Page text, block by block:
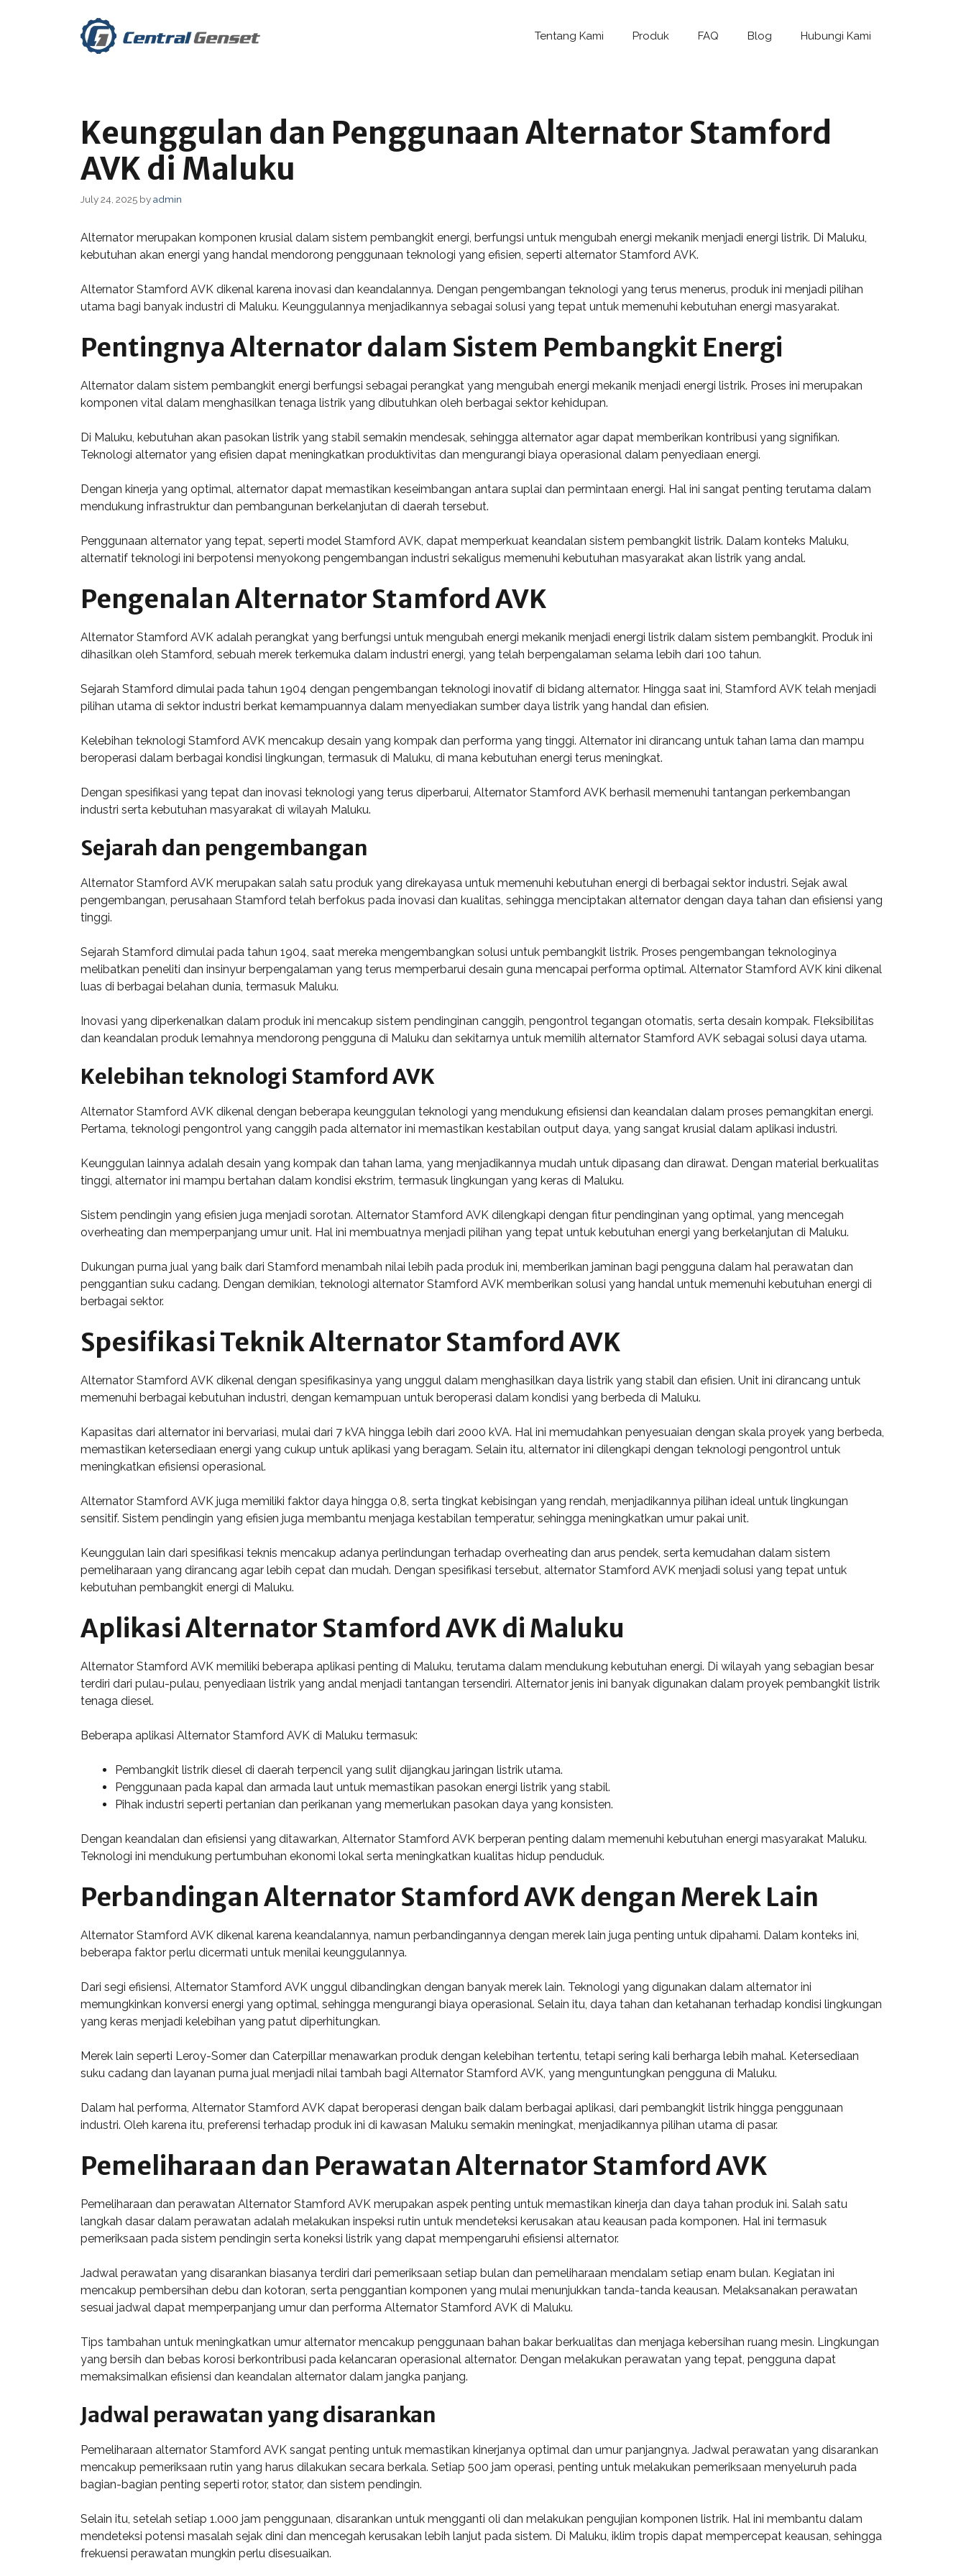
Tentang Kami Produk FAQ Blog Hubungi Kami
Keunggulan dan Penggunaan Alternator Stamford
AVK di Maluku
July 24, 2025 byadmin
Alternator merupakan komponen krusial dalam sistem pembangkit energi, berfungsi untuk mengubah energi mekanik menjadi energi listrik. Di Maluku,
kebutuhan akan energi yang handal mendorong penggunaan teknologi yang efisien, seperti alternator Stamford AVK.
Alternator Stamford AVK dikenal karena inovasi dan keandalannya. Dengan pengembangan teknologi yang terus menerus, produk ini menjadi pilihan
utama bagi banyak industri di Maluku. Keunggulannya menjadikannya sebagai solusi yang tepat untuk memenuhi kebutuhan energi masyarakat.
Pentingnya Alternator dalam Sistem Pembangkit Energi
Alternator dalam sistem pembangkit energi berfungsi sebagai perangkat yang mengubah energi mekanik menjadi energi listrik. Proses ini merupakan
komponen vital dalam menghasilkan tenaga listrik yang dibutuhkan oleh berbagai sektor kehidupan.
Di Maluku, kebutuhan akan pasokan listrik yang stabil semakin mendesak, sehingga alternator agar dapat memberikan kontribusi yang signifikan.
Teknologi alternator yang efisien dapat meningkatkan produktivitas dan mengurangi biaya operasional dalam penyediaan energi.
Dengan kinerja yang optimal, alternator dapat memastikan keseimbangan antara suplai dan permintaan energi. Hal ini sangat penting terutama dalam
mendukung infrastruktur dan pembangunan berkelanjutan di daerah tersebut.
Penggunaan alternator yang tepat, seperti model Stamford AVK, dapat memperkuat keandalan sistem pembangkit listrik. Dalam konteks Maluku,
alternatif teknologi ini berpotensi menyokong pengembangan industri sekaligus memenuhi kebutuhan masyarakat akan listrik yang andal.
Pengenalan Alternator Stamford AVK
Alternator Stamford AVK adalah perangkat yang berfungsi untuk mengubah energi mekanik menjadi energi listrik dalam sistem pembangkit. Produk ini
dihasilkan oleh Stamford, sebuah merek terkemuka dalam industri energi, yang telah berpengalaman selama lebih dari 100 tahun.
Sejarah Stamford dimulai pada tahun 1904 dengan pengembangan teknologi inovatif di bidang alternator. Hingga saat ini, Stamford AVK telah menjadi
pilihan utama di sektor industri berkat kemampuannya dalam menyediakan sumber daya listrik yang handal dan efisien.
Kelebihan teknologi Stamford AVK mencakup desain yang kompak dan performa yang tinggi. Alternator ini dirancang untuk tahan lama dan mampu
beroperasi dalam berbagai kondisi lingkungan, termasuk di Maluku, di mana kebutuhan energi terus meningkat.
Dengan spesifikasi yang tepat dan inovasi teknologi yang terus diperbarui, Alternator Stamford AVK berhasil memenuhi tantangan perkembangan
industri serta kebutuhan masyarakat di wilayah Maluku.
Sejarah dan pengembangan
Alternator Stamford AVK merupakan salah satu produk yang direkayasa untuk memenuhi kebutuhan energi di berbagai sektor industri. Sejak awal
pengembangan, perusahaan Stamford telah berfokus pada inovasi dan kualitas, sehingga menciptakan alternator dengan daya tahan dan efisiensi yang
tinggi.
Sejarah Stamford dimulai pada tahun 1904, saat mereka mengembangkan solusi untuk pembangkit listrik. Proses pengembangan teknologinya
melibatkan peneliti dan insinyur berpengalaman yang terus memperbarui desain guna mencapai performa optimal. Alternator Stamford AVK kini dikenal
luas di berbagai belahan dunia, termasuk Maluku.
Inovasi yang diperkenalkan dalam produk ini mencakup sistem pendinginan canggih, pengontrol tegangan otomatis, serta desain kompak. Fleksibilitas
dan keandalan produk lemahnya mendorong pengguna di Maluku dan sekitarnya untuk memilih alternator Stamford AVK sebagai solusi daya utama.
Kelebihan teknologi Stamford AVK
Alternator Stamford AVK dikenal dengan beberapa keunggulan teknologi yang mendukung efisiensi dan keandalan dalam proses pemangkitan energi.
Pertama, teknologi pengontrol yang canggih pada alternator ini memastikan kestabilan output daya, yang sangat krusial dalam aplikasi industri.
Keunggulan lainnya adalah desain yang kompak dan tahan lama, yang menjadikannya mudah untuk dipasang dan dirawat. Dengan material berkualitas
tinggi, alternator ini mampu bertahan dalam kondisi ekstrim, termasuk lingkungan yang keras di Maluku.
Sistem pendingin yang efisien juga menjadi sorotan. Alternator Stamford AVK dilengkapi dengan fitur pendinginan yang optimal, yang mencegah
overheating dan memperpanjang umur unit. Hal ini membuatnya menjadi pilihan yang tepat untuk kebutuhan energi yang berkelanjutan di Maluku.
Dukungan purna jual yang baik dari Stamford menambah nilai lebih pada produk ini, memberikan jaminan bagi pengguna dalam hal perawatan dan
penggantian suku cadang. Dengan demikian, teknologi alternator Stamford AVK memberikan solusi yang handal untuk memenuhi kebutuhan energi di
berbagai sektor.
Spesifikasi Teknik Alternator Stamford AVK
Alternator Stamford AVK dikenal dengan spesifikasinya yang unggul dalam menghasilkan daya listrik yang stabil dan efisien. Unit ini dirancang untuk
memenuhi berbagai kebutuhan industri, dengan kemampuan untuk beroperasi dalam kondisi yang berbeda di Maluku.
Kapasitas dari alternator ini bervariasi, mulai dari 7 kVA hingga lebih dari 2000 kVA. Hal ini memudahkan penyesuaian dengan skala proyek yang berbeda,
memastikan ketersediaan energi yang cukup untuk aplikasi yang beragam. Selain itu, alternator ini dilengkapi dengan teknologi pengontrol untuk
meningkatkan efisiensi operasional.
Alternator Stamford AVK juga memiliki faktor daya hingga 0,8, serta tingkat kebisingan yang rendah, menjadikannya pilihan ideal untuk lingkungan
sensitif. Sistem pendingin yang efisien juga membantu menjaga kestabilan temperatur, sehingga meningkatkan umur pakai unit.
Keunggulan lain dari spesifikasi teknis mencakup adanya perlindungan terhadap overheating dan arus pendek, serta kemudahan dalam sistem
pemeliharaan yang dirancang agar lebih cepat dan mudah. Dengan spesifikasi tersebut, alternator Stamford AVK menjadi solusi yang tepat untuk
kebutuhan pembangkit energi di Maluku.
Aplikasi Alternator Stamford AVK di Maluku
Alternator Stamford AVK memiliki beberapa aplikasi penting di Maluku, terutama dalam mendukung kebutuhan energi. Di wilayah yang sebagian besar
terdiri dari pulau-pulau, penyediaan listrik yang andal menjadi tantangan tersendiri. Alternator jenis ini banyak digunakan dalam proyek pembangkit listrik
tenaga diesel.
Beberapa aplikasi Alternator Stamford AVK di Maluku termasuk:
Pembangkit listrik diesel di daerah terpencil yang sulit dijangkau jaringan listrik utama.
Penggunaan pada kapal dan armada laut untuk memastikan pasokan energi listrik yang stabil.
Pihak industri seperti pertanian dan perikanan yang memerlukan pasokan daya yang konsisten.
Dengan keandalan dan efisiensi yang ditawarkan, Alternator Stamford AVK berperan penting dalam memenuhi kebutuhan energi masyarakat Maluku.
Teknologi ini mendukung pertumbuhan ekonomi lokal serta meningkatkan kualitas hidup penduduk.
Perbandingan Alternator Stamford AVK dengan Merek Lain
Alternator Stamford AVK dikenal karena keandalannya, namun perbandingannya dengan merek lain juga penting untuk dipahami. Dalam konteks ini,
beberapa faktor perlu dicermati untuk menilai keunggulannya.
Dari segi efisiensi, Alternator Stamford AVK unggul dibandingkan dengan banyak merek lain. Teknologi yang digunakan dalam alternator ini
memungkinkan konversi energi yang optimal, sehingga mengurangi biaya operasional. Selain itu, daya tahan dan ketahanan terhadap kondisi lingkungan
yang keras menjadi kelebihan yang patut diperhitungkan.
Merek lain seperti Leroy-Somer dan Caterpillar menawarkan produk dengan kelebihan tertentu, tetapi sering kali berharga lebih mahal. Ketersediaan
suku cadang dan layanan purna jual menjadi nilai tambah bagi Alternator Stamford AVK, yang menguntungkan pengguna di Maluku.
Dalam hal performa, Alternator Stamford AVK dapat beroperasi dengan baik dalam berbagai aplikasi, dari pembangkit listrik hingga penggunaan
industri. Oleh karena itu, preferensi terhadap produk ini di kawasan Maluku semakin meningkat, menjadikannya pilihan utama di pasar.
Pemeliharaan dan Perawatan Alternator Stamford AVK
Pemeliharaan dan perawatan Alternator Stamford AVK merupakan aspek penting untuk memastikan kinerja dan daya tahan produk ini. Salah satu
langkah dasar dalam perawatan adalah melakukan inspeksi rutin untuk mendeteksi kerusakan atau keausan pada komponen. Hal ini termasuk
pemeriksaan pada sistem pendingin serta koneksi listrik yang dapat mempengaruhi efisiensi alternator.
Jadwal perawatan yang disarankan biasanya terdiri dari pemeriksaan setiap bulan dan pemeliharaan mendalam setiap enam bulan. Kegiatan ini
mencakup pembersihan debu dan kotoran, serta penggantian komponen yang mulai menunjukkan tanda-tanda keausan. Melaksanakan perawatan
sesuai jadwal dapat memperpanjang umur dan performa Alternator Stamford AVK di Maluku.
Tips tambahan untuk meningkatkan umur alternator mencakup penggunaan bahan bakar berkualitas dan menjaga kebersihan ruang mesin. Lingkungan
yang bersih dan bebas korosi berkontribusi pada kelancaran operasional alternator. Dengan melakukan perawatan yang tepat, pengguna dapat
memaksimalkan efisiensi dan keandalan alternator dalam jangka panjang.
Jadwal perawatan yang disarankan
Pemeliharaan alternator Stamford AVK sangat penting untuk memastikan kinerjanya optimal dan umur panjangnya. Jadwal perawatan yang disarankan
mencakup pemeriksaan rutin yang harus dilakukan secara berkala. Setiap 500 jam operasi, penting untuk melakukan pemeriksaan menyeluruh pada
bagian-bagian penting seperti rotor, stator, dan sistem pendingin.
Selain itu, setelah setiap 1.000 jam penggunaan, disarankan untuk mengganti oli dan melakukan pengujian komponen listrik. Hal ini membantu dalam
mendeteksi potensi masalah sejak dini dan mencegah kerusakan lebih lanjut pada sistem. Di Maluku, iklim tropis dapat mempercepat keausan, sehingga
frekuensi perawatan mungkin perlu disesuaikan.